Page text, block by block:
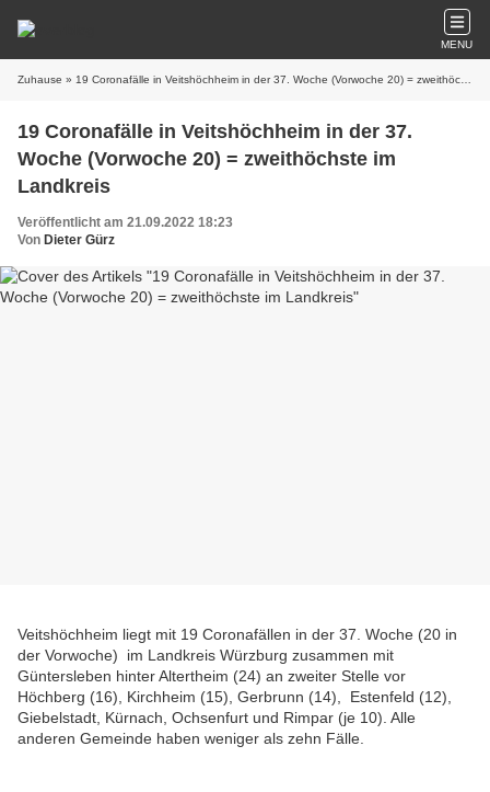
MENU
Zuhause » 19 Coronafälle in Veitshöchheim in der 37. Woche (Vorwoche 20) = zweithöchste im Landkreis
19 Coronafälle in Veitshöchheim in der 37.
Woche (Vorwoche 20) = zweithöchste im
Landkreis
Veröffentlicht am 21.09.2022 18:23
Von Dieter Gürz
Veitshöchheim liegt mit 19 Coronafällen in der 37. Woche (20 in
der Vorwoche) im Landkreis Würzburg zusammen mit
Güntersleben hinter Altertheim (24) an zweiter Stelle vor
Höchberg (16), Kirchheim (15), Gerbrunn (14), Estenfeld (12),
Giebelstadt, Kürnach, Ochsenfurt und Rimpar (je 10). Alle
anderen Gemeinde haben weniger als zehn Fälle.